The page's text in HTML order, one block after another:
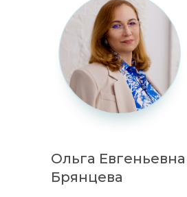
Ольга Евгеньевна
Брянцева
Marins Park Hotel Новосибирск,